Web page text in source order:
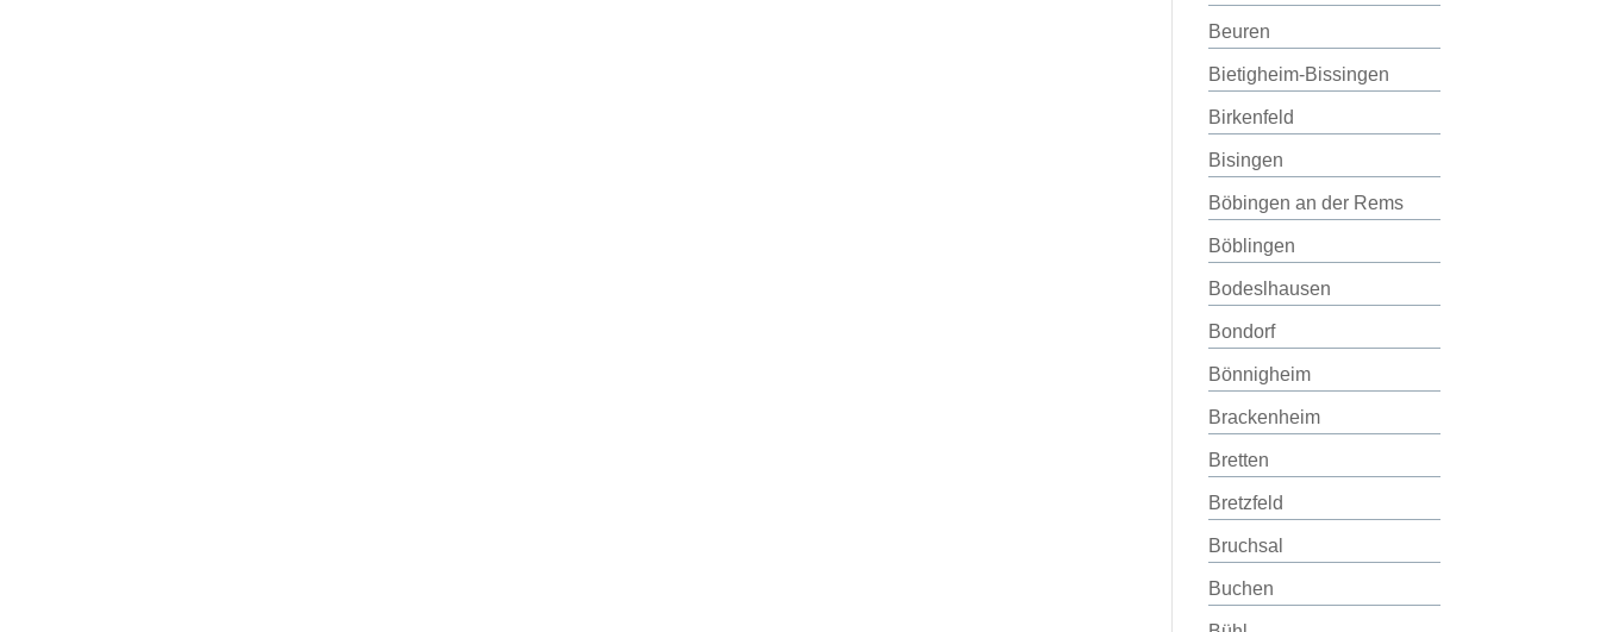
Beuren
Bietigheim-Bissingen
Birkenfeld
Bisingen
Böbingen an der Rems
Böblingen
Bodeslhausen
Bondorf
Bönnigheim
Brackenheim
Bretten
Bretzfeld
Bruchsal
Buchen